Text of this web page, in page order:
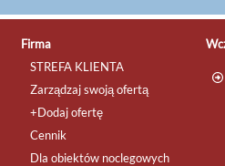
Firma
STREFA KLIENTA
Zarządzaj swoją ofertą
+Dodaj ofertę
Cennik
Dla obiektów noclegowych